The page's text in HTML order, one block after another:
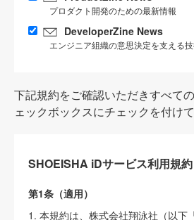
プロダクト開発のための最新情報
DeveloperZine News
エンジニア組織の意思決定を支える
下記規約をご確認いただきすべて
ェックボックスにチェックを付け
SHOEISHA iDサービス利用規約
第1条（適用）
1. 本規約は、株式会社翔泳社（以下